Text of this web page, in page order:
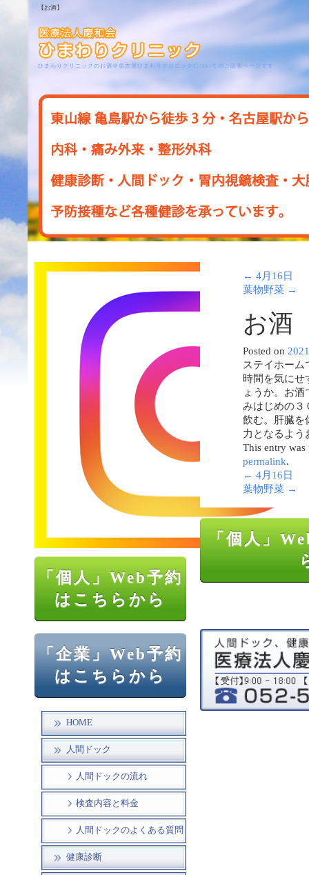
【お酒】
ひまわりクリニックのお酒＠名古屋ひまわりクリニックについてのご説明ページです
「個人」Web予約
はこちらから
「企業」Web予約
はこちらから
HOME
人間ドック
人間ドックの流れ
検査内容と料金
人間ドックのよくある質問
健康診断
← 4月16日
葉物野菜 →
お酒
Posted on
ステイホー
時間を気に
ょうか。お
みはじめの３
飲む。肝臓を
力となるよう
This entry
permalink.
← 4月16日
葉物野菜 →
「個人」